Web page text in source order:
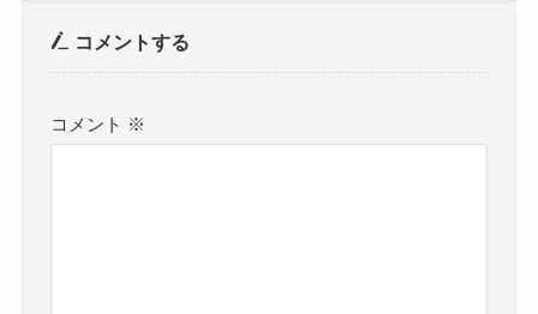
コメントする
コメント ※